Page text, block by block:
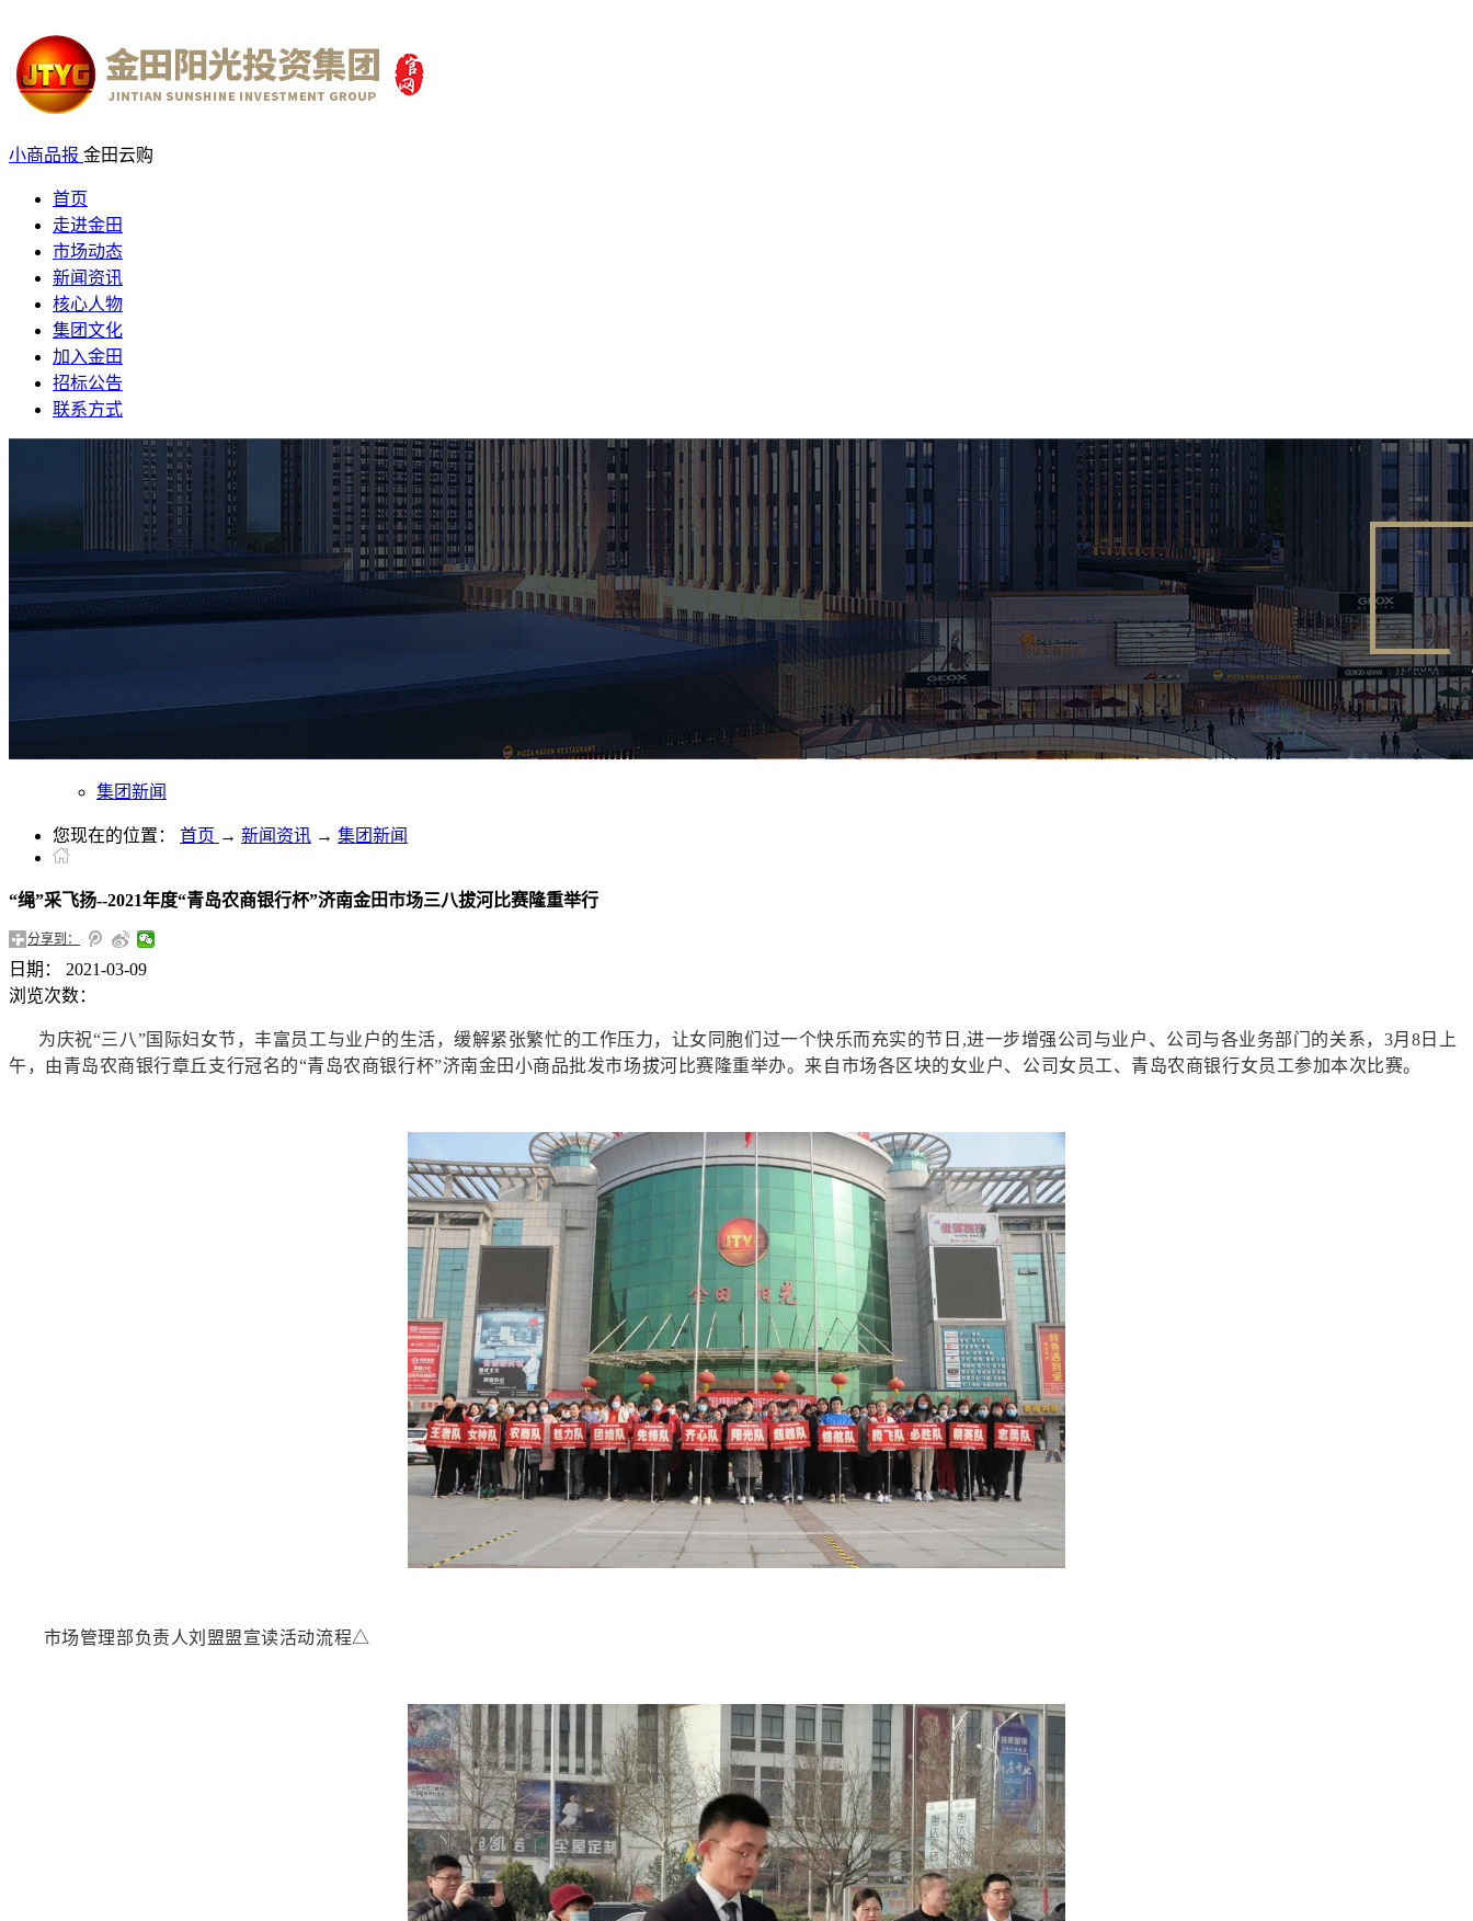
小商品报 金田云购
首页
走进金田
市场动态
新闻资讯
核心人物
集团文化
加入金田
招标公告
联系方式
集团新闻
您现在的位置： 首页 → 新闻资讯 → 集团新闻
“绳”采飞扬--2021年度“青岛农商银行杯”济南金田市场三八拔河比赛隆重举行
分享到：
日期：
2021-03-09
浏览次数：
为庆祝“三八”国际妇女节，丰富员工与业户的生活，缓解紧张繁忙的工作压力，让女同胞们过一个快乐而充实的节日,进一步增强公司与业户、公司与各业务部门的关系，3月8日上
午，由青岛农商银行章丘支行冠名的“青岛农商银行杯”济南金田小商品批发市场拔河比赛隆重举办。来自市场各区块的女业户、公司女员工、青岛农商银行女员工参加本次比赛。
市场管理部负责人刘盟盟宣读活动流程△